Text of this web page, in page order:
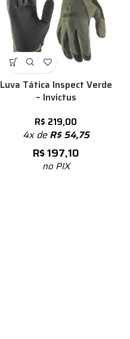
Luva Tática Inspect Verde
– Invictus
R$ 219,00
4x deR$54,75
R$197,10
no PIX